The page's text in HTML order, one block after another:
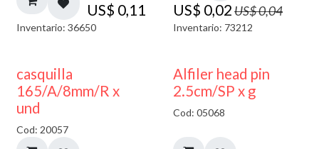
US$ 0,11
Inventario: 36650
US$ 0,02US$0,04
Inventario: 73212
casquilla
165/A/8mm/R x
und
Cod: 20057
Alfiler head pin
2.5cm/SP x g
Cod: 05068